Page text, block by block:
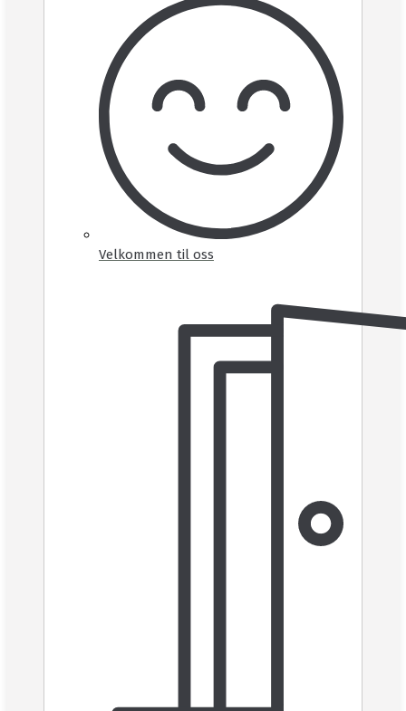
Velkommen til oss